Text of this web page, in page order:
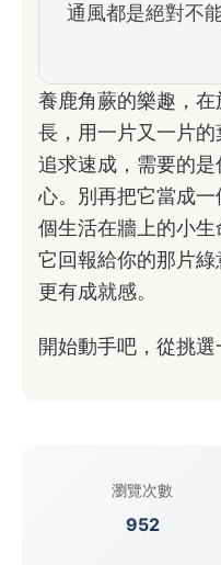
通風都是絕對不
養鹿角蕨的樂趣，
長，用一片又一片
追求速成，需要的
心。別再把它當成
個生活在牆上的小生
它回報給你的那片
更有成就感。
開始動手吧，從挑選
瀏覽次數
952